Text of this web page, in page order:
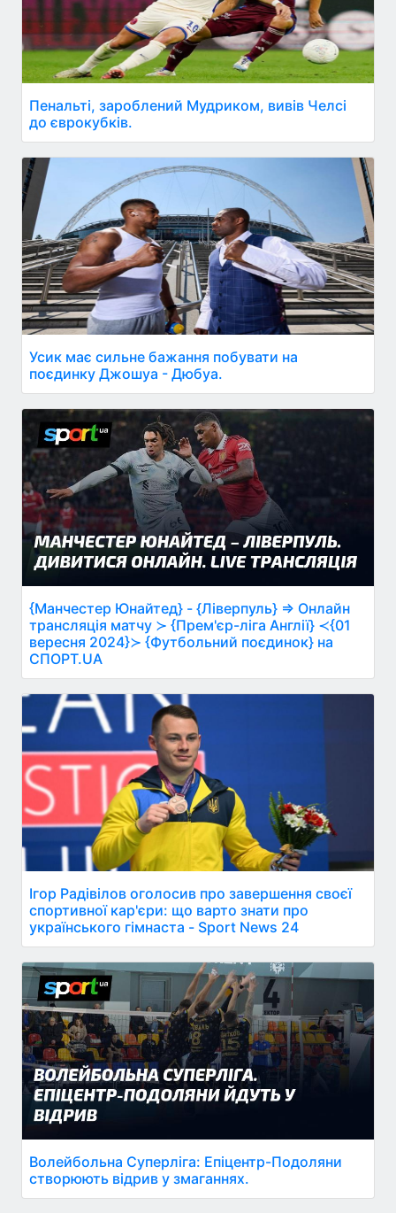
Пенальті, зароблений Мудриком, вивів Челсі
до єврокубків.
Усик має сильне бажання побувати на
поєдинку Джошуа - Дюбуа.
{Манчестер Юнайтед} - {Ліверпуль} ⇒ Онлайн
трансляція матчу ≻ {Прем'єр-ліга Англії} ≺{01
вересня 2024}≻ {Футбольний поєдинок} на
СПОРТ.UA
Ігор Радівілов оголосив про завершення своєї
спортивної кар'єри: що варто знати про
українського гімнаста - Sport News 24
Волейбольна Суперліга: Епіцентр-Подоляни
створюють відрив у змаганнях.